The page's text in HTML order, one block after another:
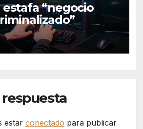
“negocio
estar conectado para publicar